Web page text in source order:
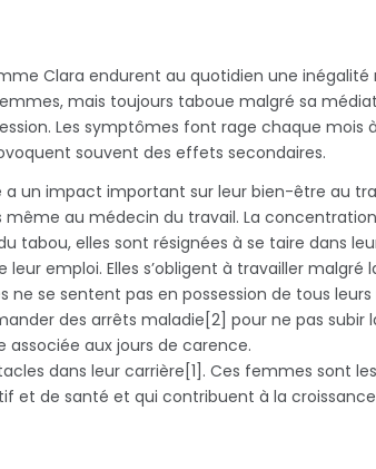
Clara endurent au quotidien une
mais toujours taboue malgré sa
Les symptômes font rage chaque mois
souvent des effets secondaires.
a un impact important sur leur bien-être au
même au médecin du travail. La
tabou, elles sont résignées à se taire dans
emploi. Elles s’obligent à travailler
ne se sentent pas en possession de tous
des arrêts maladie[2] pour ne pas
aux jours de carence.
dans leur carrière[1]. Ces femmes sont
de santé et qui contribuent à la